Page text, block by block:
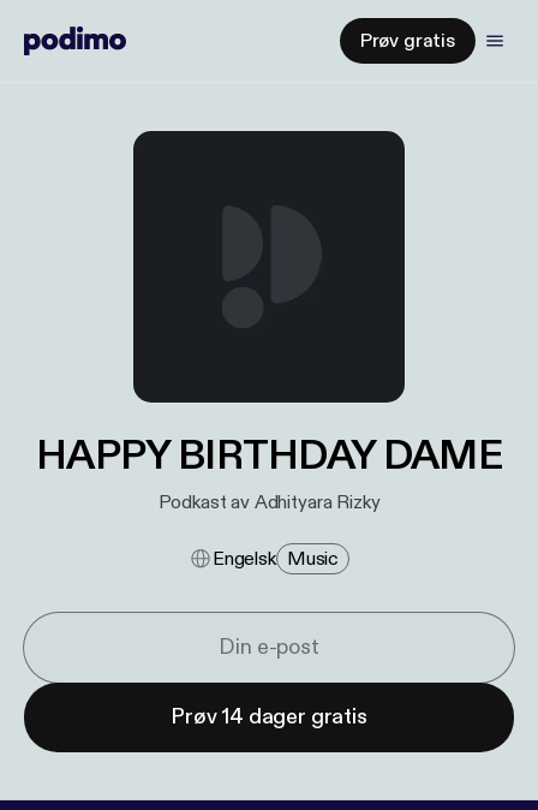
Prøv gratis
HAPPY BIRTHDAY DAME
Podkast av Adhityara Rizky
Engelsk Music
Prøv 14 dager gratis